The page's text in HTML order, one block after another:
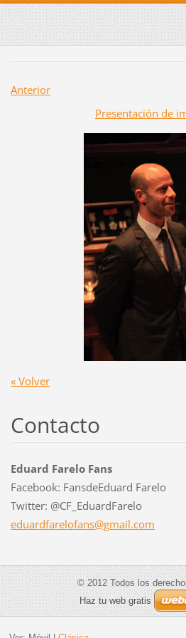
Anterior
Presentación de
« Volver
Contacto
Eduard Farelo Fans
Facebook: FansdeEduard Farelo
Twitter: @CF_EduardFarelo
eduardfarelofans@gmail.com
© 2012 Todos los
Haz tu web gratis